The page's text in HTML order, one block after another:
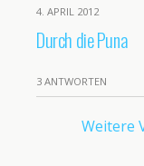
4. APRIL 2012
Durch die Puna
3 ANTWORTEN
Weitere